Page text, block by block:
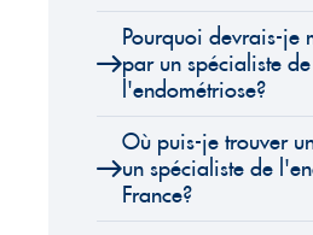
Pourquoi devrais-je
par un spécialiste de
l'endométriose?
Où puis-je trouver
un spécialiste de
France?